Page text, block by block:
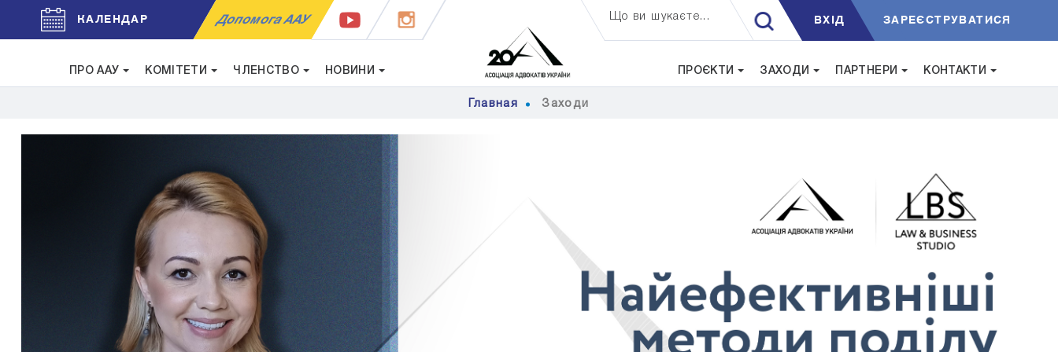
КАЛЕНДАР Допомога ААУ Що ви шукаєте... ВXIД ЗАРЕЄСТРУВАТИСЯ
ПРО ААУ КОМІТЕТИ ЧЛЕНСТВО НОВИНИ ПРОЄКТИ ЗАХОДИ ПАРТНЕРИ КОНТАКТИ
Главная Заходи